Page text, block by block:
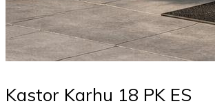
Kastor Karhu 18 PK ES